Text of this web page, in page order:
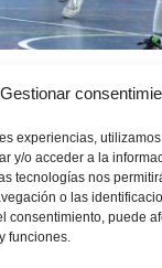
Gestionar
experiencias,
y/o acceder a la
tecnologías nos
o las
consentimiento, puede
funciones.
Española de Fútbol
el marco de la Convención
con todas las consecuencias
reconocidas por la FIFA y
parte de dichas
que la UEFA y la